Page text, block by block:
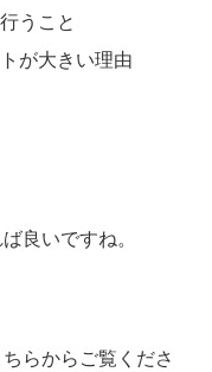
うこと
が大きい理由
良いですね。
らからご覧くださ